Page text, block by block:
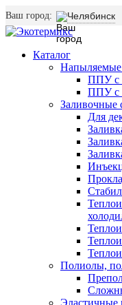
Ваш город: Челябинск
Каталог
ППУ с
ППУ с
Заливочные
Для
Полиолы,
Эластичные